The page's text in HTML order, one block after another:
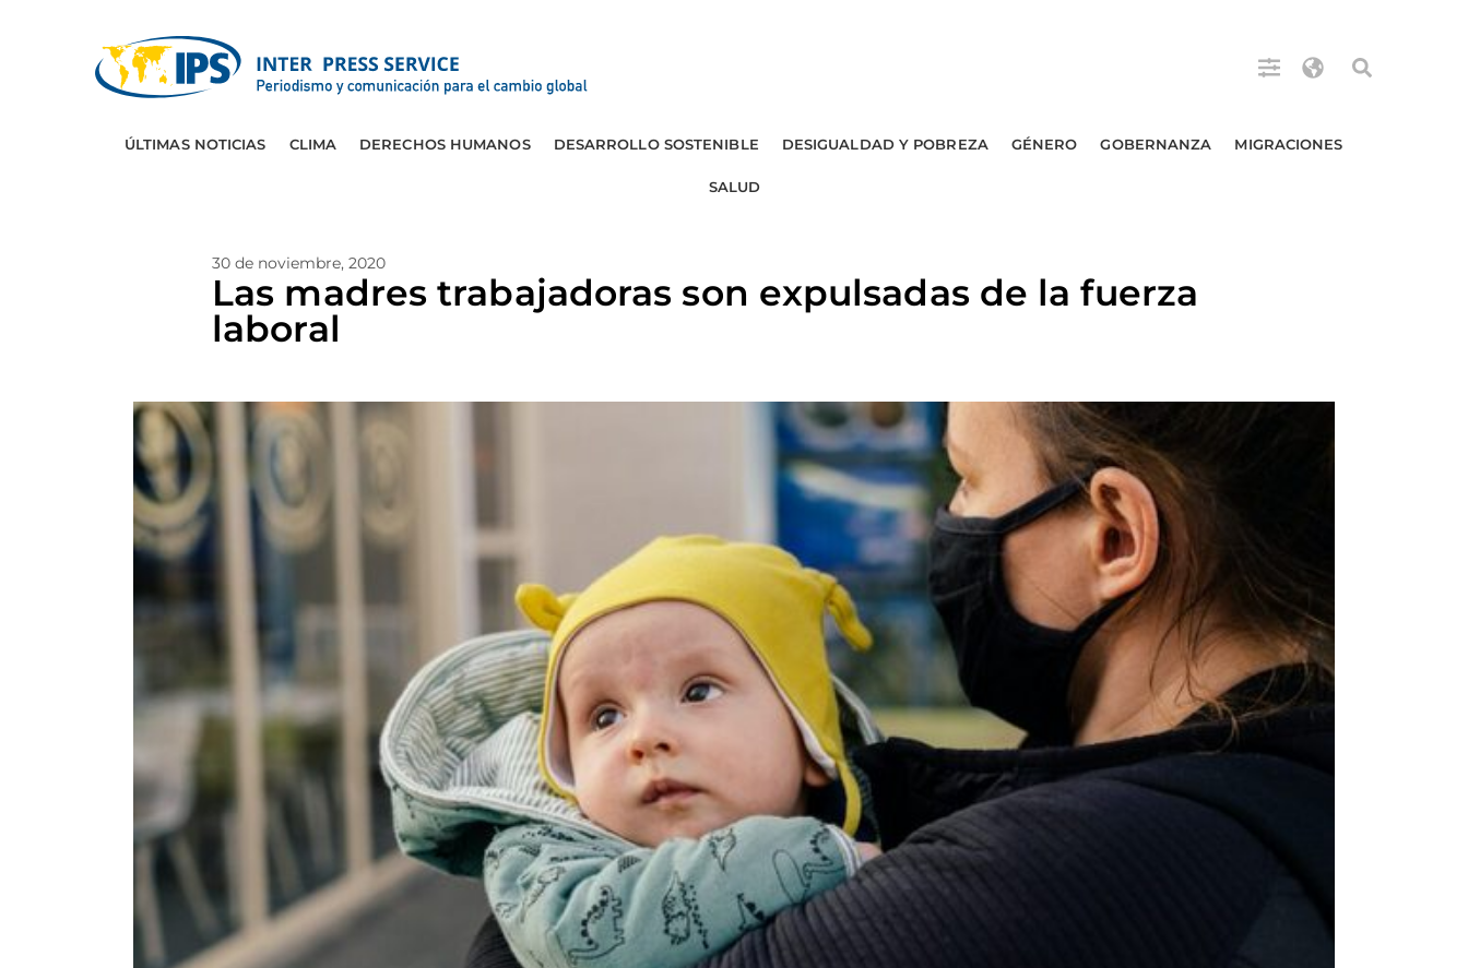
ÚLTIMAS NOTICIAS CLIMA DERECHOS HUMANOS DESARROLLO SOSTENIBLE DESIGUALDAD Y POBREZA GÉNERO GOBERNANZA MIGRACIONES
SALUD
30 de noviembre, 2020
Las madres trabajadoras son expulsadas de la fuerza
laboral